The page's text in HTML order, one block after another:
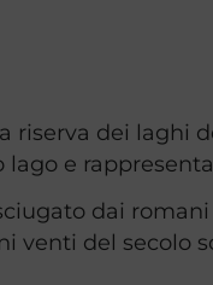
riserva dei
e
dai
venti del secolo